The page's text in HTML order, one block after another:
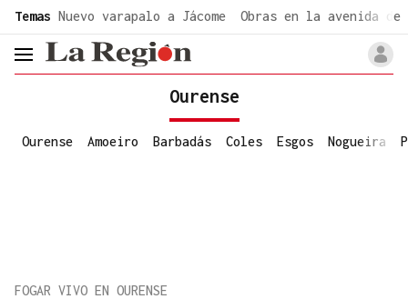
Temas Nuevo varapalo a Jácome Obras en la avenida de
header.menu.open
Ourense
Ourense Amoeiro Barbadás Coles Esgos Nogueira
FOGAR VIVO EN OURENSE